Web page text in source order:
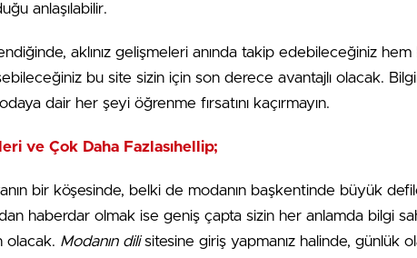
anlaşılabilir.
aklınız gelişmeleri anında takip edebileceğiniz
bu site sizin için son derece avantajlı olacak.
dair her şeyi öğrenme fırsatını kaçırmayın.
ve Çok Daha Fazlasıhellip;
bir köşesinde, belki de modanın başkentinde büyük
haberdar olmak ise geniş çapta sizin her anlamda bilgi
olacak. Modanın dilisitesine giriş yapmanız halinde, günlük